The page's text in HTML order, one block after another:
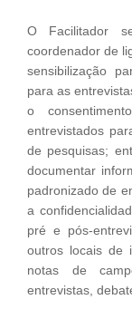
O Facilitador
coordenador de
sensibilização
para as
o
entrevistados
de pesquisas;
documentar
padronizado de
a
pré e pós-
outros locais de
notas de
entrevistas,